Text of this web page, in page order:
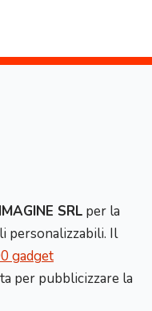
SRL per la
personalizzabili. Il
gadget
per pubblicizzare la